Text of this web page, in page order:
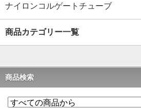
ナイロンコルゲートチューブ
商品カテゴリー一覧
商品検索